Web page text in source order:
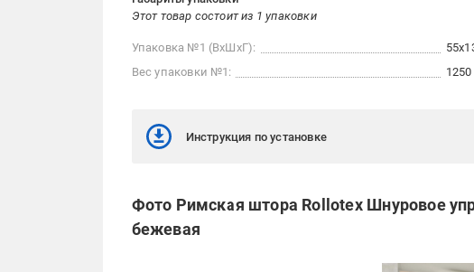
Этот товар состоит из 1 упаковки
Упаковка №1 (ВхШхГ):
Вес упаковки №1:
1250
Инструкция по установке
Фото Римская штора Rollotex Шнуровое
бежевая